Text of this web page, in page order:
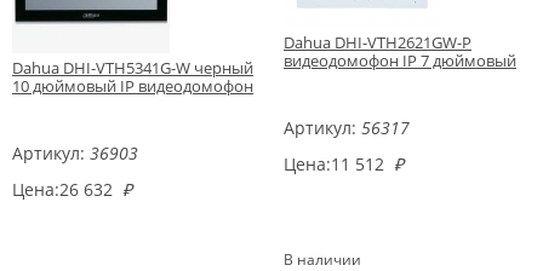
Dahua DHI-VTH5341G-W черный
10 дюймовый IP видеодомофон
Артикул: 36903
Цена:26 632 ₽
Dahua DHI-VTH2621GW-P
видеодомофон IP 7 дюймовый
Артикул: 56317
Цена:11 512 ₽
В наличии